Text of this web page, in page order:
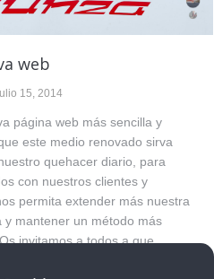
web
15, 2014
página web más sencilla y
este medio renovado sirva
quehacer diario, para
con nuestros clientes y
permita extender más nuestra
y mantener un método más
invitamos a todos a que